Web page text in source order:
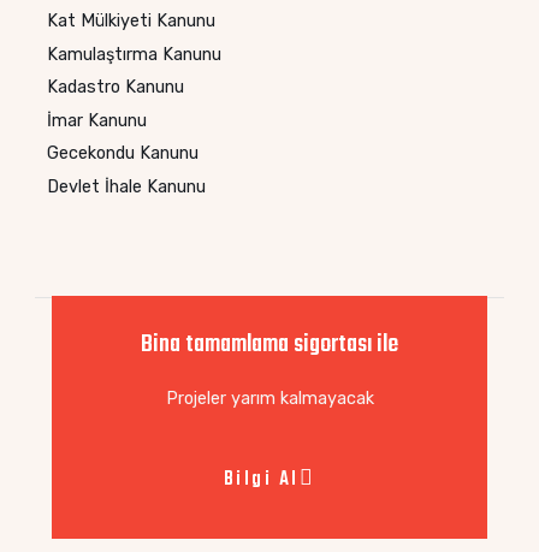
Kat Mülkiyeti Kanunu
Kamulaştırma Kanunu
Kadastro Kanunu
İmar Kanunu
Gecekondu Kanunu
Devlet İhale Kanunu
Bina tamamlama sigortası ile
Projeler yarım kalmayacak
Bilgi Al